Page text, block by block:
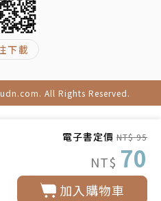
電子書定價 NT$ 95
NT$ 70
加入購物車
下載
All Rights Reserved.